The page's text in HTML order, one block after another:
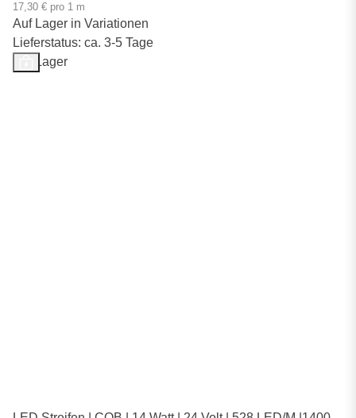
17,30 € pro 1 m
Auf Lager in Variationen
Lieferstatus: ca. 3-5 Tage
Auf Lager